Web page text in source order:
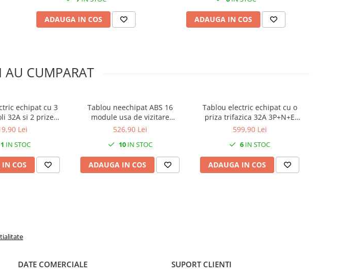
ADAUGA IN COS ADAUGA IN COS
AU CUMPARAT
echipat cu 3
32A si 2 prize
si sigurante
IP44
Lei
1 IN STOC
COS
Tablou neechipat ABS 16
module usa de vizitare
transparenta 506x330x155mm
526,90 Lei
10IN STOC
ADAUGA IN COS
Tablou electric echipat cu o
priza trifazica 32A 3P+N+E
(legaturi cu fir MYF / H07V-K
schuko 16A (legaturi cu fir MYF
/ H07V-K 2.5mm² ) precablat, cu
sigurante SCHNEIDER
599,90 Lei
6 IN STOC
ADAUGA IN COS
DATE COMERCIALE SUPORT CLIENTI